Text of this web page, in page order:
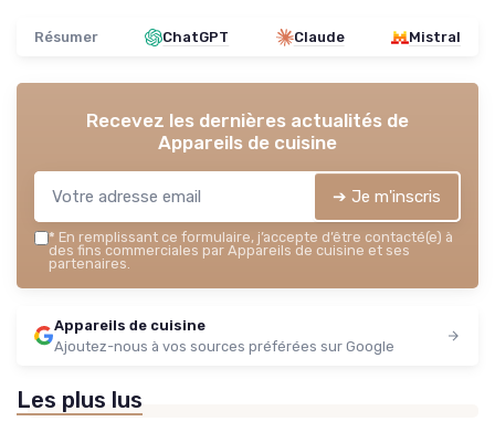
Résumer ChatGPT Claude Mistral
Recevez les dernières actualités de
Appareils de cuisine
➔ Je m'inscris
* En remplissant ce formulaire, j’accepte d’être contacté(e) à
des fins commerciales par Appareils de cuisine et ses
partenaires.
Appareils de cuisine
Ajoutez-nous à vos sources préférées sur Google
Les plus lus